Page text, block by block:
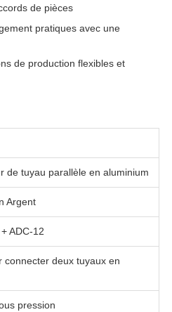
de pièces
pratiques avec une
de production flexibles et
de tuyau parallèle en aluminium
Argent
ADC-12
connecter deux tuyaux en
pression